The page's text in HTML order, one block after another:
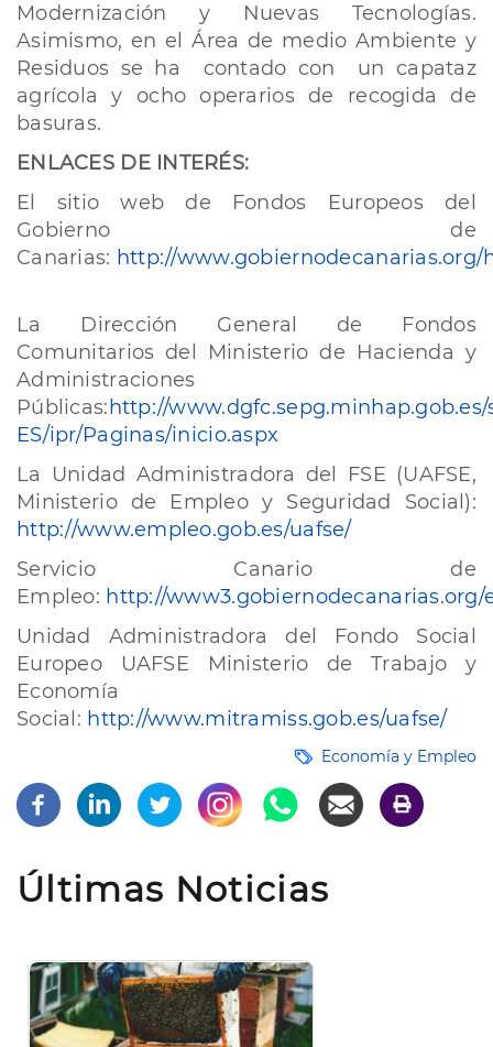
Modernización y Nuevas Tecnologías.
Asimismo, en el Área de medio Ambiente y
Residuos se ha contado con un capataz
agrícola y ocho operarios de recogida de
basuras.
​ENLACES DE INTERÉS:
​El sitio web de Fondos Europeos del
Gobierno de
Canarias: http://
La Dirección General de Fondos
Comunitarios del Ministerio de Hacienda y
Administraciones
Públicas: http://
ES/ipr/Paginas/inicio.aspx
La Unidad Administradora del FSE (UAFSE,
Ministerio de Empleo y Seguridad Social):
http://www.empleo.gob.es/uafse/
Servicio Canario de
Empleo: http://
Unidad Administradora del Fondo Social
Europeo UAFSE Ministerio de Trabajo y
Economía
Social: http://www.mitramiss.gob.es/uafse/
Economía y Empleo
Últimas Noticias